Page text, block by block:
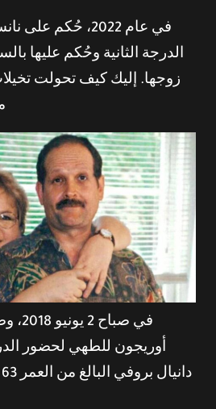
في عام 2022، حُكم
الدرجة الثانية وحُكم عليها
زوجها. إليك كيف تحولت
في
أوريجون للطهي لحضور